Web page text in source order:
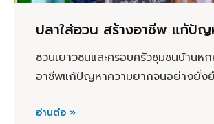
ปลาใส่อวน สร้างอาชีพ แก้ปัญ
ชวนเยาวชนและครอบครัวชุมชนบ้าน
อาชีพแก้ปัญหาความยากจนอย่างยั่ง
อ่านต่อ »